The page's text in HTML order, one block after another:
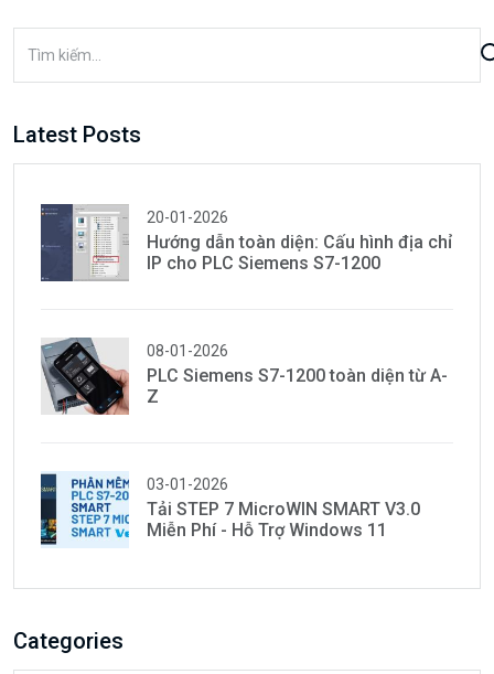
Latest Posts
20-01-2026
Hướng dẫn toàn diện: Cấu hình địa chỉ
IP cho PLC Siemens S7-1200
08-01-2026
PLC Siemens S7-1200 toàn diện từ A-
Z
03-01-2026
Tải STEP 7 MicroWIN SMART V3.0
Miễn Phí - Hỗ Trợ Windows 11
Categories